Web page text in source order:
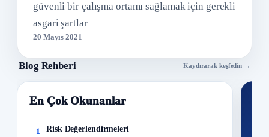
güvenli bir çalışma ortamı sağlamak için gerekli
asgari şartlar
20 Mayıs 2021
Blog Rehberi Kaydırarak keşfedin →
En Çok Okunanlar
1 Risk Değerlendirmeleri